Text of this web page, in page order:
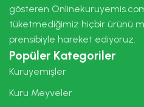
gösteren
tüketmediğimiz hiçbir ürünü
prensibiyle hareket ediyoruz.
Popüler Kategoriler
Kuruyemişler
Kuru Meyveler